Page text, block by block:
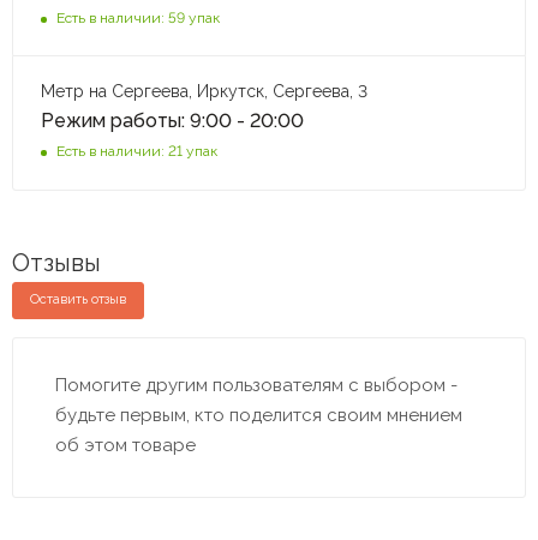
Есть в наличии: 59 упак
Метр на Сергеева, Иркутск, Сергеева, 3
Режим работы: 9:00 - 20:00
Есть в наличии: 21 упак
Отзывы
Оставить отзыв
Помогите другим пользователям с выбором -
будьте первым, кто поделится своим мнением
об этом товаре